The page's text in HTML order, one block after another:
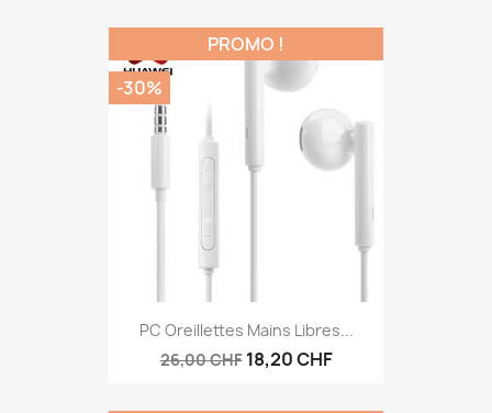
PC Oreillettes Mains Libres...
26,00 CHF 18,20 CHF
PROMO !
-30%